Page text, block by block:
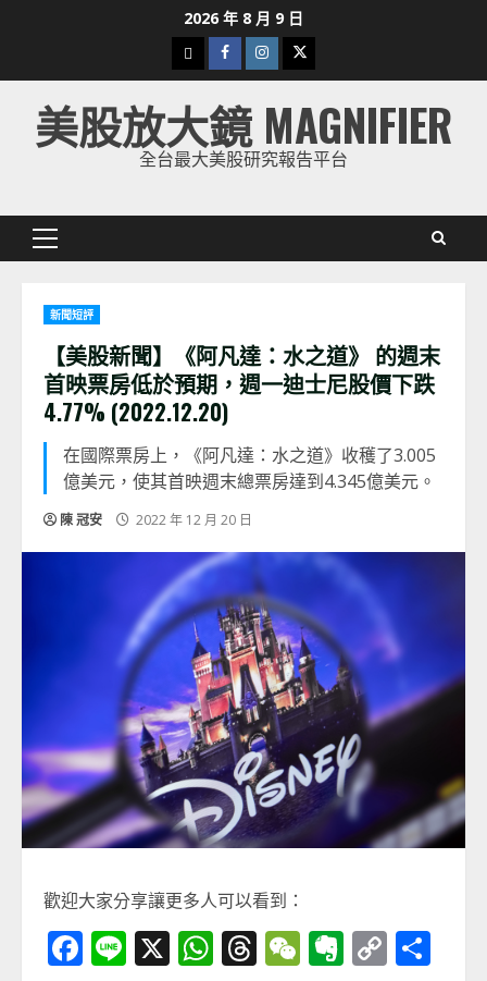
2026 年 8 月 9 日
下
載
美
股
Facebook
Instagram
Twitter
美股放大鏡 MAGNIFIER
全台最大美股研究報告平台
Primary
新聞短評
【美股新聞】《阿凡達：水之道》 的週末
首映票房低於預期，週一迪士尼股價下跌
4.77% (2022.12.20)
在國際票房上，《阿凡達：水之道》收穫了3.005
億美元，使其首映週末總票房達到4.345億美元。
陳 冠安 2022 年 12 月 20 日
歡迎大家分享讓更多人可以看到：
Facebook
Line
X WhatsApp
Threads
WeChat
Evernote
Copy